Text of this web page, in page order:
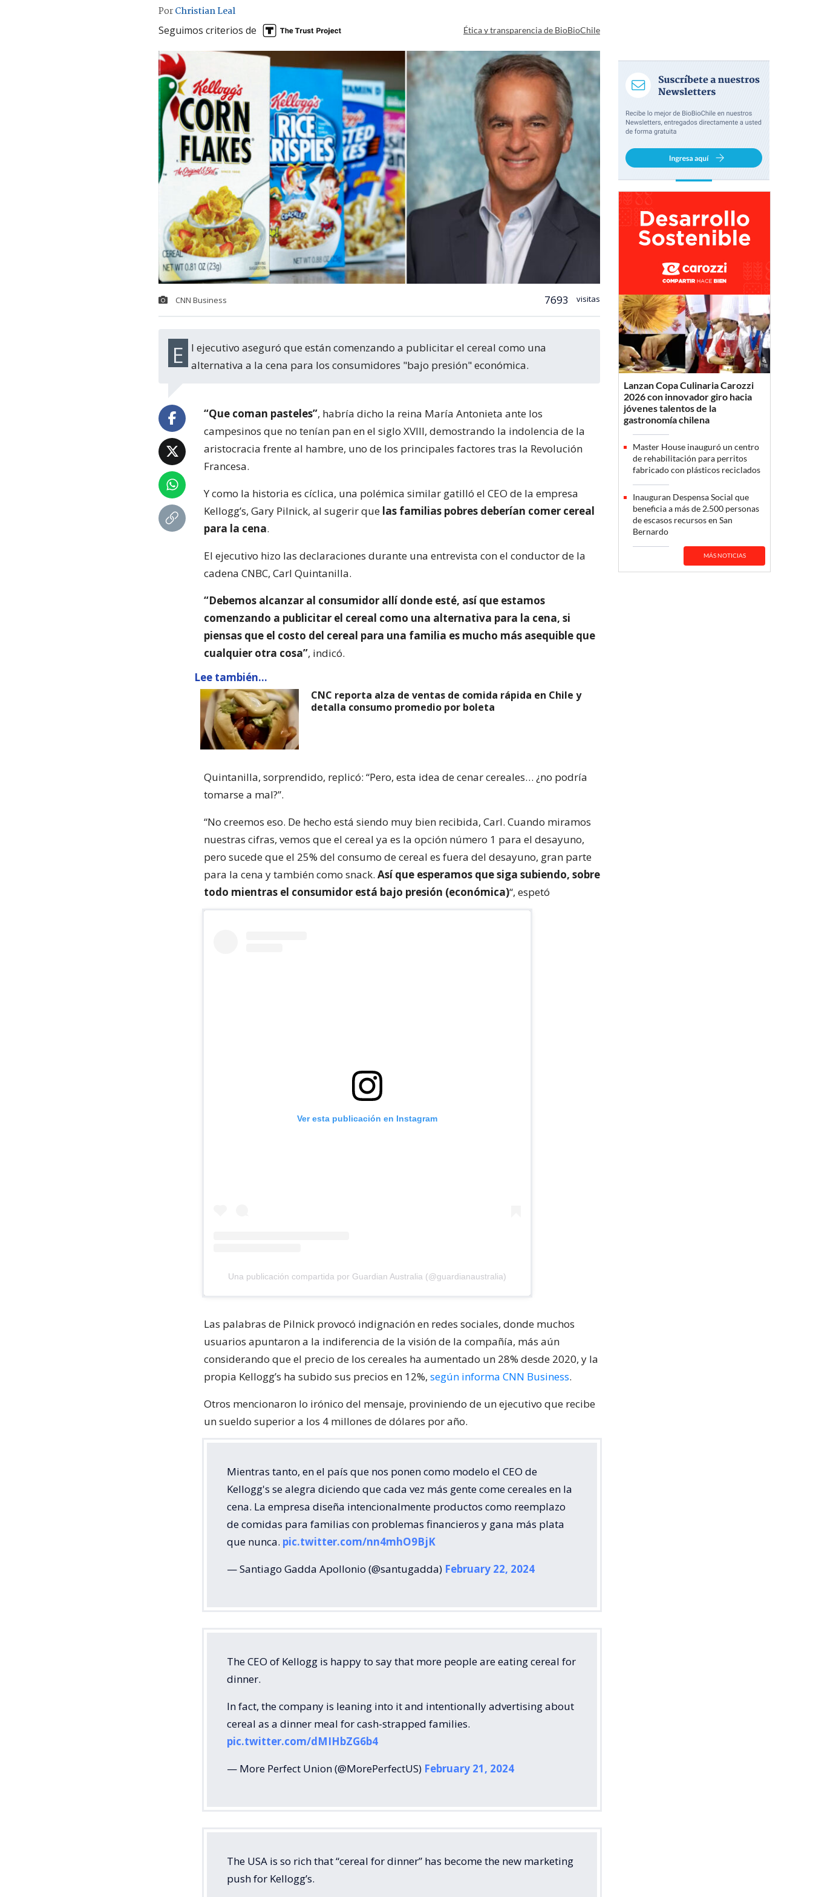
PorChristian Leal
Seguimos criterios de Ética y transparencia de BioBioChile
CNN Business 7693 visitas
El ejecutivo aseguró que están comenzando a publicitar el cereal como una alternativa a la cena para los consumidores "bajo presión" económica.
“Que coman pasteles”, habría dicho la reina María Antonieta ante los
campesinos que no tenían pan en el siglo XVIII, demostrando la indolencia de la
aristocracia frente al hambre, uno de los principales factores tras la Revolución
Francesa.
Y como la historia es cíclica, una polémica similar gatilló el CEO de la empresa
Kellogg’s, Gary Pilnick, al sugerir que las familias pobres deberían comer cereal
para la cena.
El ejecutivo hizo las declaraciones durante una entrevista con el conductor de la
cadena CNBC, Carl Quintanilla.
“Debemos alcanzar al consumidor allí donde esté, así que estamos
comenzando a publicitar el cereal como una alternativa para la cena, si
piensas que el costo del cereal para una familia es mucho más asequible que
cualquier otra cosa”, indicó.
Lee también...
CNC reporta alza de ventas de comida rápida en Chile y
detalla consumo promedio por boleta
Quintanilla, sorprendido, replicó: “Pero, esta idea de cenar cereales… ¿no podría
tomarse a mal?”.
“No creemos eso. De hecho está siendo muy bien recibida, Carl. Cuando miramos
nuestras cifras, vemos que el cereal ya es la opción número 1 para el desayuno,
pero sucede que el 25% del consumo de cereal es fuera del desayuno, gran parte
para la cena y también como snack. Así que esperamos que siga subiendo, sobre
todo mientras el consumidor está bajo presión (económica)“, espetó
Ver esta publicación en Instagram
Una publicación compartida por Guardian Australia (@guardianaustralia)
Las palabras de Pilnick provocó indignación en redes sociales, donde muchos
usuarios apuntaron a la indiferencia de la visión de la compañía, más aún
considerando que el precio de los cereales ha aumentado un 28% desde 2020, y la
propia Kellogg’s ha subido sus precios en 12%, según informa CNN Business.
Otros mencionaron lo irónico del mensaje, proviniendo de un ejecutivo que recibe
un sueldo superior a los 4 millones de dólares por año.
Mientras tanto, en el país que nos ponen como modelo el CEO de
Kellogg's se alegra diciendo que cada vez más gente come cereales en la
cena. La empresa diseña intencionalmente productos como reemplazo
de comidas para familias con problemas financieros y gana más plata
que nunca. pic.twitter.com/nn4mhO9BjK
— Santiago Gadda Apollonio (@santugadda) February 22, 2024
The CEO of Kellogg is happy to say that more people are eating cereal for
dinner.
In fact, the company is leaning into it and intentionally advertising about
cereal as a dinner meal for cash-strapped families.
pic.twitter.com/dMIHbZG6b4
— More Perfect Union (@MorePerfectUS) February 21, 2024
The USA is so rich that “cereal for dinner” has become the new marketing
push for Kellogg’s.
Lanzan Copa Culinaria Carozzi
2026 con innovador giro hacia
jóvenes talentos de la
gastronomía chilena
Master House inauguró un centro
de rehabilitación para perritos
fabricado con plásticos reciclados
Inauguran Despensa Social que
beneficia a más de 2.500 personas
de escasos recursos en San
Bernardo
MÁS NOTICIAS